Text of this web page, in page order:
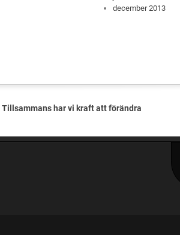
december 2013
Tillsammans har vi kraft att förändra